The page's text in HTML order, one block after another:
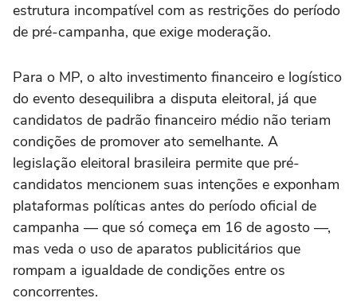
estrutura incompatível com as restrições do período
de pré-campanha, que exige moderação.
Para o MP, o alto investimento financeiro e logístico
do evento desequilibra a disputa eleitoral, já que
candidatos de padrão financeiro médio não teriam
condições de promover ato semelhante. A
legislação eleitoral brasileira permite que pré-
candidatos mencionem suas intenções e exponham
plataformas políticas antes do período oficial de
campanha — que só começa em 16 de agosto —,
mas veda o uso de aparatos publicitários que
rompam a igualdade de condições entre os
concorrentes.